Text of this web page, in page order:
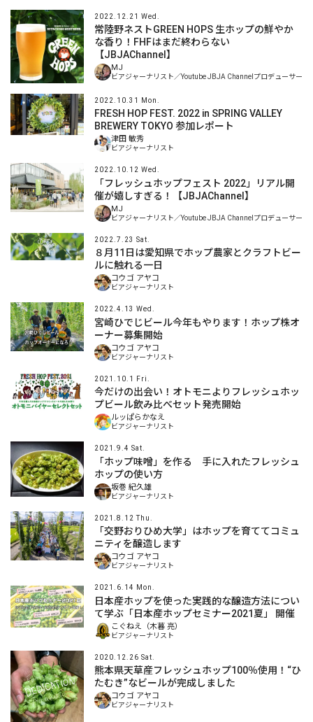
2022.12.21 Wed.
常陸野ネストGREEN HOPS 生ホップの鮮やか
な香り！FHFはまだ終わらない
【JBJAChannel】
MJ
ビアジャーナリスト／Youtube JBJA Channelプロデューサー
2022.10.31 Mon.
FRESH HOP FEST. 2022 in SPRING VALLEY
BREWERY TOKYO 参加レポート
津田 敏秀
ビアジャーナリスト
2022.10.12 Wed.
「フレッシュホップフェスト 2022」リアル開
催が嬉しすぎる！【JBJAChannel】
MJ
ビアジャーナリスト／Youtube JBJA Channelプロデューサー
2022.7.23 Sat.
８月11日は愛知県でホップ農家とクラフトビー
ルに触れる一日
コウゴ アヤコ
ビアジャーナリスト
2022.4.13 Wed.
宮崎ひでじビール今年もやります！ホップ株オ
ーナー募集開始
コウゴ アヤコ
ビアジャーナリスト
2021.10.1 Fri.
今だけの出会い！オトモニよりフレッシュホッ
プビール飲み比べセット発売開始
ルッぱらかなえ
ビアジャーナリスト
2021.9.4 Sat.
「ホップ味噌」を作る 手に入れたフレッシュ
ホップの使い方
坂巻 紀久雄
ビアジャーナリスト
2021.8.12 Thu.
「交野おりひめ大学」はホップを育ててコミュ
ニティを醸造します
コウゴ アヤコ
ビアジャーナリスト
2021.6.14 Mon.
日本産ホップを使った実践的な醸造方法につい
て学ぶ「日本産ホップセミナー2021夏」 開催
こぐねえ（木暮 亮）
ビアジャーナリスト
2020.12.26 Sat.
熊本県天草産フレッシュホップ100％使用！“ひ
たむき”なビールが完成しました
コウゴ アヤコ
ビアジャーナリスト